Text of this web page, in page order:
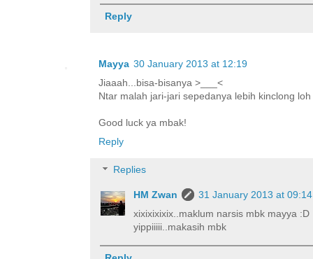
Reply
Mayya 30 January 2013 at 12:19
Jiaaah...bisa-bisanya >___<
Ntar malah jari-jari sepedanya lebih kinclong loh
Good luck ya mbak!
Reply
Replies
HM Zwan
31 January 2013 at 09:14
xixixixixix..maklum narsis mbk mayya :D
yippiiiii..makasih mbk